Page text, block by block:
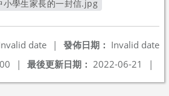
小學生家長的一封信.jpg
發佈日期： Invalid date
date
|
最後更新日期： 2022-06-21 |
|